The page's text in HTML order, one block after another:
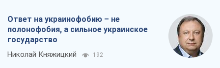
Ответ на украинофобию – не
полонофобия, а сильное украинское
государство
Николай Княжицкий 192